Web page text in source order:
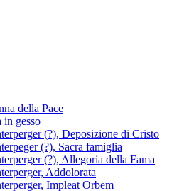
della Pace
in gesso
(?), Deposizione di Cristo
(?), Sacra famiglia
(?), Allegoria della Fama
Addolorata
Impleat Orbem